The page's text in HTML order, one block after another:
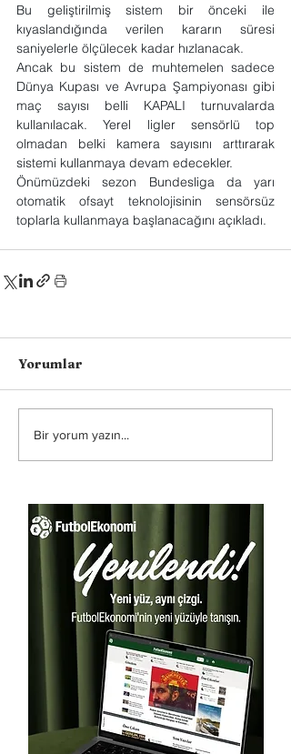
Bu geliştirilmiş sistem bir önceki ile
kıyaslandığında verilen kararın süresi
saniyelerle ölçülecek kadar hızlanacak.
Ancak bu sistem de muhtemelen sadece
Dünya Kupası ve Avrupa Şampiyonası gibi
maç sayısı belli KAPALI turnuvalarda
kullanılacak. Yerel ligler sensörlü top
olmadan belki kamera sayısını arttırarak
sistemi kullanmaya devam edecekler.
Önümüzdeki sezon Bundesliga da yarı
otomatik ofsayt teknolojisinin sensörsüz
toplarla kullanmaya başlanacağını açıkladı.
Yorumlar
Bir yorum yazın...